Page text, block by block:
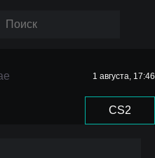
1 августа, 17:46
CS2